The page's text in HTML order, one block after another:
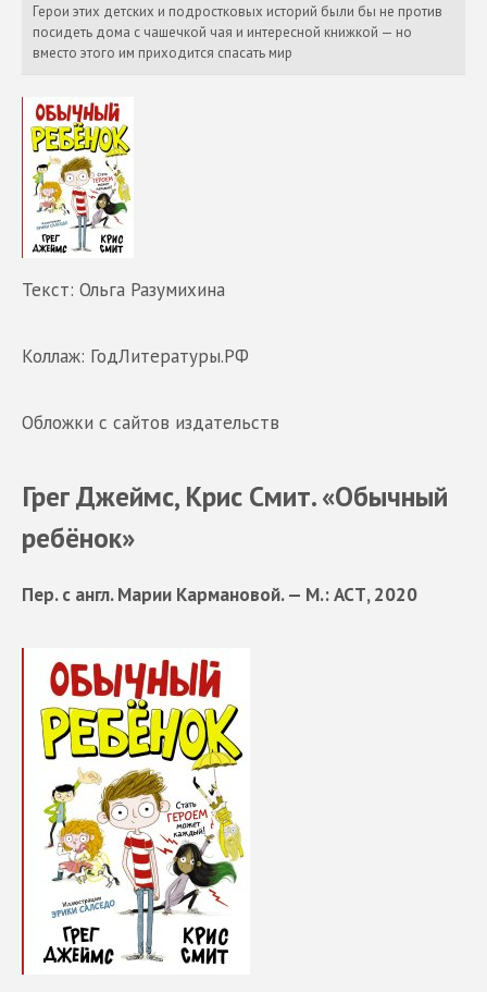
Герои этих детских и подростковых историй были бы не против
посидеть дома с чашечкой чая и интересной книжкой — но
вместо этого им приходится спасать мир
Текст: Ольга Разумихина
Коллаж: ГодЛитературы.РФ
Обложки с сайтов издательств
Грег Джеймс, Крис Смит. «Обычный
ребёнок»
Пер. с англ. Марии Кармановой. — М.: АСТ, 2020